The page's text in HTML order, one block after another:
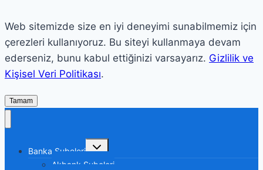
Web sitemizde size en iyi deneyimi sunabilmemiz için
çerezleri kullanıyoruz. Bu siteyi kullanmaya devam
ederseniz, bunu kabul ettiğinizi varsayarız. Gizlilik ve
Kişisel Veri Politikası.
Tamam
Banka Şubeleri
Toggle
child
menu
Akbank Şubeleri